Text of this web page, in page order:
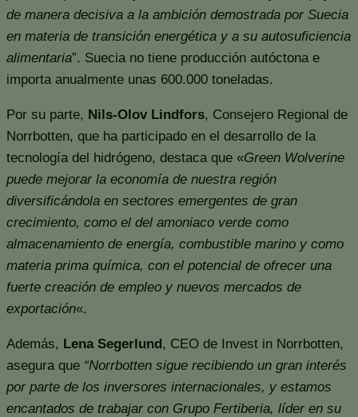
de manera decisiva a la ambición demostrada por Suecia
en materia de transición energética y a su autosuficiencia
alimentaria”. Suecia no tiene producción autóctona e
importa anualmente unas 600.000 toneladas.
Por su parte, Nils-Olov Lindfors, Consejero Regional de
Norrbotten, que ha participado en el desarrollo de la
tecnología del hidrógeno, destaca que «Green Wolverine
puede mejorar la economía de nuestra región
diversificándola en sectores emergentes de gran
crecimiento, como el del amoniaco verde como
almacenamiento de energía, combustible marino y como
materia prima química, con el potencial de ofrecer una
fuerte creación de empleo y nuevos mercados de
exportación«.
Además, Lena Segerlund, CEO de Invest in Norrbotten,
asegura que “Norrbotten sigue recibiendo un gran interés
por parte de los inversores internacionales, y estamos
encantados de trabajar con Grupo Fertiberia, líder en su